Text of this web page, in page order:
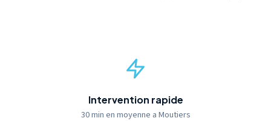
Intervention rapide
30 min en moyenne a Moutiers